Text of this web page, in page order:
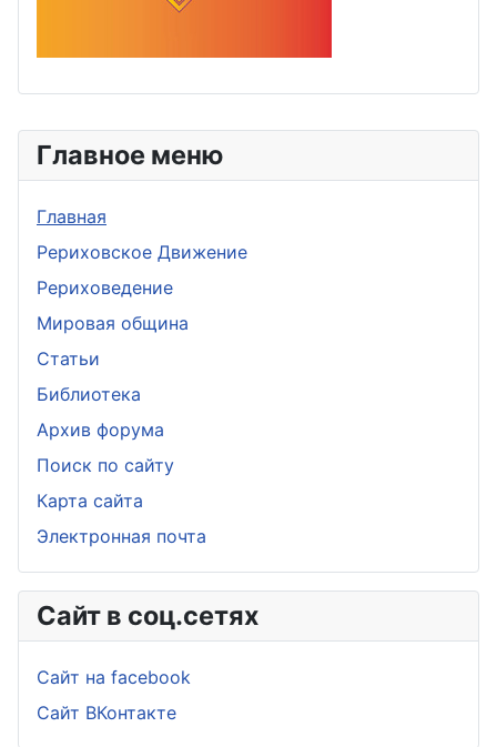
Главное меню
Главная
Рериховское Движение
Рериховедение
Мировая община
Статьи
Библиотека
Архив форума
Поиск по сайту
Карта сайта
Электронная почта
Сайт в соц.сетях
Сайт на facebook
Сайт ВКонтакте